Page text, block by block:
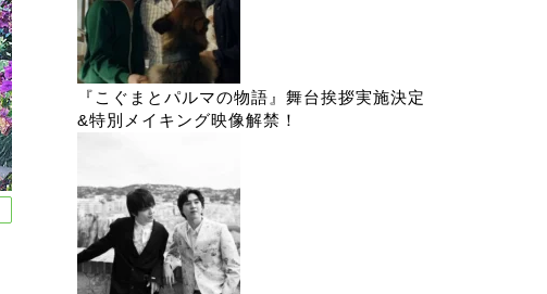
『こぐまとパルマの物語』舞台挨拶実施決定
&特別メイキング映像解禁！